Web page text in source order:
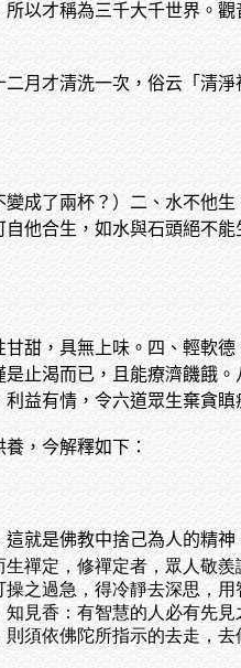
以才稱為三千大千世界。
月才清洗一次，俗云「清
成了兩杯？）二、水不他
他合生，如水與石頭絕不
甜，具無上味。四、輕軟
止渴而已，且能療濟饑餓
益有情，令六道眾生棄貪瞋
，今解釋如下：
就是佛教中捨己為人的精
禪定，修禪定者，眾人敬羨
之過急，得冷靜去深思，
見香：有智慧的人必有先見
須依佛陀所指示的去走，